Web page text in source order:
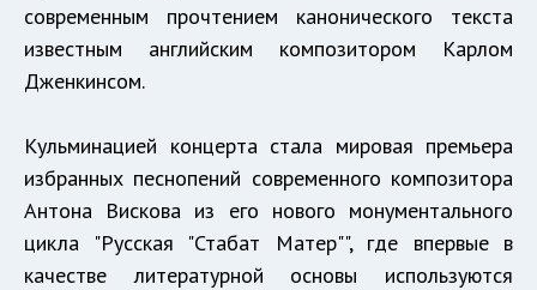
современным прочтением канонического текста
известным английским композитором Карлом
Дженкинсом.
Кульминацией концерта стала мировая премьера
избранных песнопений современного композитора
Антона Вискова из его нового монументального
цикла "Русская "Стабат Матер"", где впервые в
качестве литературной основы используются